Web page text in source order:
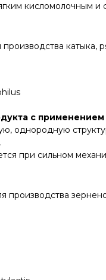
кисломолочным и
производства катыка,
с применением
однородную
при сильном
производства